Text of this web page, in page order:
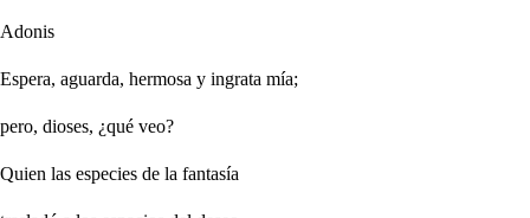
Adonis
Espera, aguarda, hermosa y ingrata mía;
pero, dioses, ¿qué veo?
Quien las especies de la fantasía